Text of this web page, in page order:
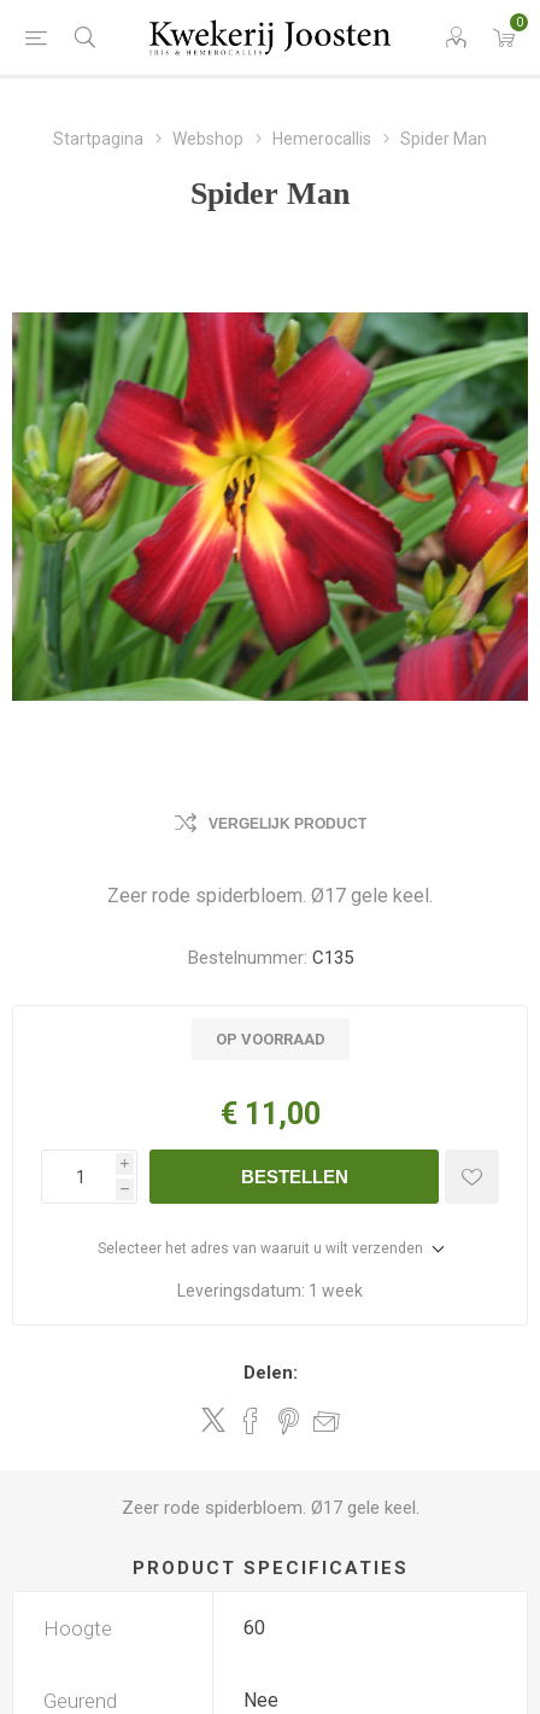
0
Startpagina Webshop Hemerocallis Spider Man
Spider Man
VERGELIJK PRODUCT
Zeer rode spiderbloem. Ø17 gele keel.
Bestelnummer: C135
OP VOORRAAD
€ 11,00
i
h
BESTELLEN
Selecteer het adres van waaruit u wilt verzenden
Leveringsdatum: 1 week
Delen:
Zeer rode spiderbloem. Ø17 gele keel.
PRODUCT SPECIFICATIES
Hoogte 60
Geurend Nee